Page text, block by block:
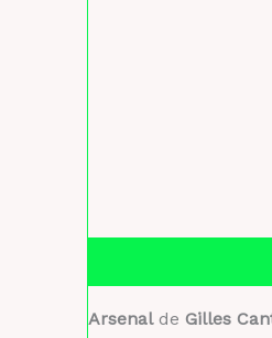
Arsenalde Gilles